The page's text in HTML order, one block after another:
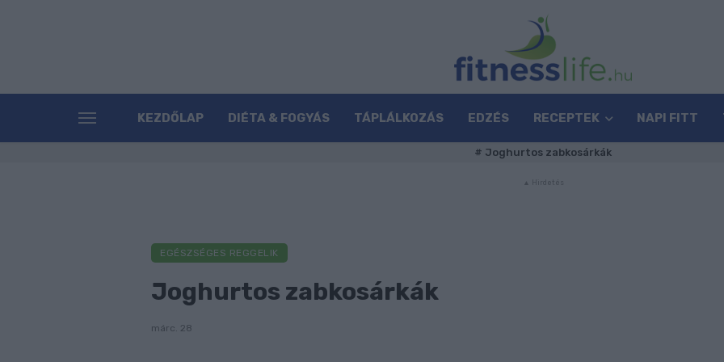
KEZDŐLAP DIÉTA & FOGYÁS TÁPLÁLKOZÁS EDZÉS RECEPTEK NAPI FITT
# Joghurtos zabkosárkák
EGÉSZSÉGES REGGELIK
Joghurtos zabkosárkák
márc. 28